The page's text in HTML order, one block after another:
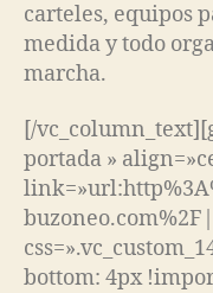
carteles, equipos
medida y todo
marcha.
[/
portada »
bottom: 4px